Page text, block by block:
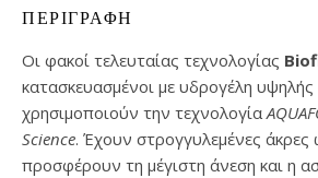
ΠΕΡΙΓΡΑΦΉ
Οι φακοί τελευταίας τεχνολογίας
κατασκευασμένοι με υδρογέλη
χρησιμοποιούν την τεχνολογία
Science. Έχουν στρογγυλεμένες άκρες
προσφέρουν τη μέγιστη άνεση και η